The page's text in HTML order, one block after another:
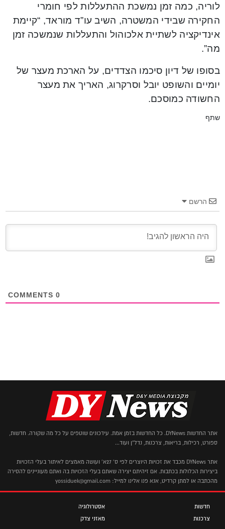
לוריה, כמה זמן נמשכת ההתעללות לפי חומרי
החקירה שבידי המשטרה, השיב עו”ד מוראד, “קיימת
אינדיקציה לשתיית אלכוהול והתעללות שנמשכה זמן
מה”.
בסופו של דיון סיכמו הצדדים, על הארכת מעצר של
יומיים והשופט יובל וסרקרוג, האריך את מעצר
החשודה כמוסכם.
שתף
הרשם
0
אתר החדשות DYNews. כל החדשות בזמן אמת. עידכונים שוטפים על כל מה שקורה. חדשות,
ספורט, רכילות, בריאות, צרכנות, נדל"ן ועוד...
אתר DYNews מכבד את זכויות היוצרים לפי ס' 27א' ועושה מאמצים לאיתור בעלי הזכויות
ביצירות הכלולות בכתבות. אם זיהיתם יצירה שאתם בעלי הזכויות בה ואתם מעוניינים להסירה
מהכתבה או למתן קרדיט, אנא פנו אלינו למייל: yossiduek@gmail.com
חדשות
צרכנות
אסטרולוגיה
מאזני צדק